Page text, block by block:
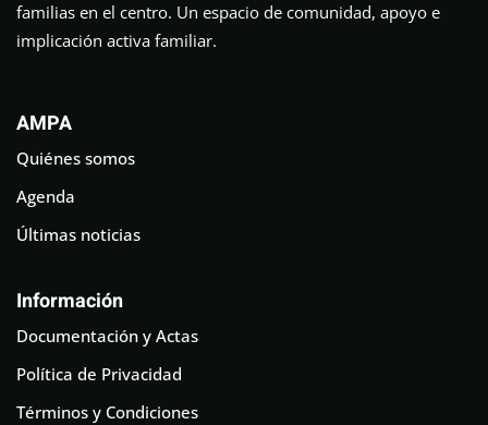
familias en el centro. Un espacio de comunidad, apoyo e
implicación activa familiar.
AMPA
Quiénes somos
Agenda
Últimas noticias
Información
Documentación y Actas
Política de Privacidad
Términos y Condiciones